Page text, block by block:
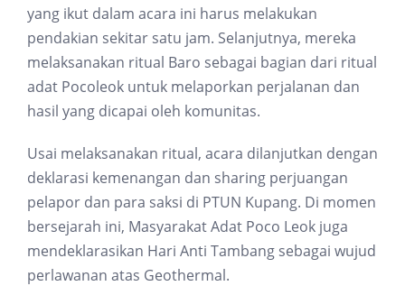
yang ikut dalam acara ini harus melakukan
pendakian sekitar satu jam. Selanjutnya, mereka
melaksanakan ritual Baro sebagai bagian dari ritual
adat Pocoleok untuk melaporkan perjalanan dan
hasil yang dicapai oleh komunitas.
Usai melaksanakan ritual, acara dilanjutkan dengan
deklarasi kemenangan dan sharing perjuangan
pelapor dan para saksi di PTUN Kupang. Di momen
bersejarah ini, Masyarakat Adat Poco Leok juga
mendeklarasikan Hari Anti Tambang sebagai wujud
perlawanan atas Geothermal.